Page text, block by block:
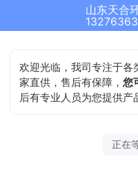
欢迎光临，我司专注于各
家直供，售后有保障，您
后有专业人员为您提供产
正在